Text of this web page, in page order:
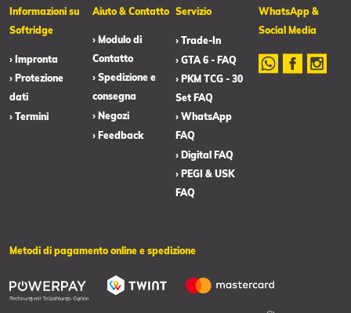
Informazioni su
Softridge
› Impronta
› Protezione
dati
› Termini
Aiuto & Contatto
› Modulo di
Contatto
› Spedizione e
consegna
› Negozi
› Feedback
Servizio
› Trade-In
› GTA 6 - FAQ
› PKM TCG - 30
Set FAQ
› WhatsApp
FAQ
› Digital FAQ
› PEGI & USK
FAQ
WhatsApp &
Social Media
Metodi di pagamento online e spedizione